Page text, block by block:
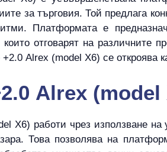
за търговия. Той предлага
Платформата е
отговарят на различните
Alrex (model X6) се откроява
Alrex
X6) работи чрез използване
Това позволява на